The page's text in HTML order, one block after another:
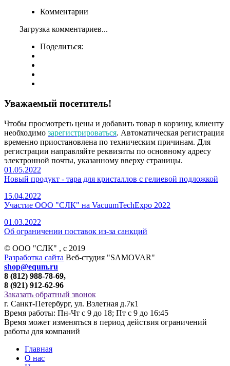
Комментарии
Загрузка комментариев...
Поделиться:
Уважаемый посетитель!
Чтобы просмотреть цены и добавить товар в корзину, клиенту
необходимо зарегистрироваться. Автоматическая регистрация
временно приостановлена по техническим причинам. Для
регистрации направляйте реквизиты по основному адресу
электронной почты, указанному вверху страницы.
01.05.2022
Новый продукт - тара для кристаллов с гелиевой подложкой
15.04.2022
Участие ООО "СЛК" на VacuumTechExpo 2022
01.03.2022
Об ограничении поставок из-за санкций
© ООО "СЛК" , c 2019
Разработка сайта Веб-студия "SAMOVAR"
shop@equm.ru
8 (812) 988-78-69,
8 (921) 912-62-96
Заказать обратный звонок
г. Санкт-Петербург, ул. Взлетная д.7к1
Время работы: Пн-Чт с 9 до 18; Пт с 9 до 16:45
Время может изменяться в период действия ограничений
работы для компаний
Главная
О нас